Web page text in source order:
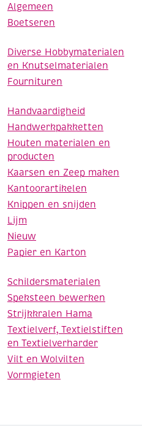
Algemeen
Boetseren
Diverse Hobbymaterialen
en Knutselmaterialen
Fournituren
Handvaardigheid
Handwerkpakketten
Houten materialen en
producten
Kaarsen en Zeep maken
Kantoorartikelen
Knippen en snijden
Lijm
Nieuw
Papier en Karton
Schildersmaterialen
Speksteen bewerken
Strijkkralen Hama
Textielverf, Textielstiften
en Textielverharder
Vilt en Wolvilten
Vormgieten